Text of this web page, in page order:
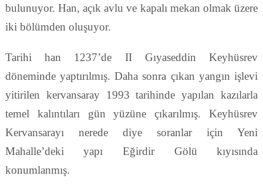
bulunuyor. Han, açık avlu ve kapalı mekan olmak üzere
iki bölümden oluşuyor.
Tarihi han 1237’de II Gıyaseddin Keyhüsrev
döneminde yaptırılmış. Daha sonra çıkan yangın işlevi
yitirilen kervansaray 1993 tarihinde yapılan kazılarla
temel kalıntıları gün yüzüne çıkarılmış. Keyhüsrev
Kervansarayı nerede diye soranlar için Yeni
Mahalle’deki yapı Eğirdir Gölü kıyısında
konumlanmış.